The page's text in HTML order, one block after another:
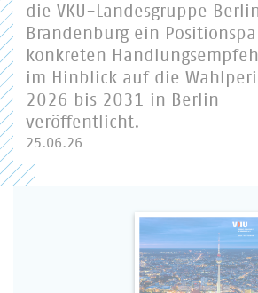
die VKU-Landesgruppe
Brandenburg ein
konkreten
im Hinblick auf die
2026 bis 2031 in Berlin
veröffentlicht.
25.06.26